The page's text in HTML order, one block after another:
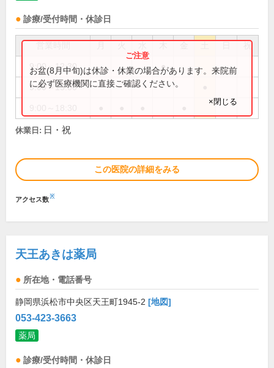
診療/受付時間・休診日
祝
9:00～12:30 ●
9:00～13:00
お盆(8月中旬)は休診・休業の場合があります。来院前
に必ず医療機関に直接ご確認ください。
×閉じる
休業日: 日・祝
この医院の詳細をみる
アクセス数※
天王あきは薬局
所在地・電話番号
静岡県浜松市中央区天王町1945-2 [地図]
053-423-3663
薬局
診療/受付時間・休診日